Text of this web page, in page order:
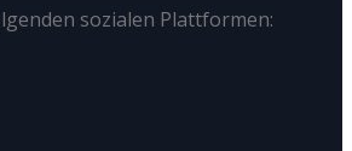
sozialen Plattformen: